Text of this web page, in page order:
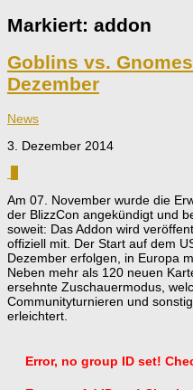
Markiert: addon
Goblins vs.
Dezember
News
3. Dezember 2014
Am 07. November wurde die
der BlizzCon angekündigt und
soweit: Das Addon wird
offiziell mit. Der Start auf dem
Dezember erfolgen, in Europa
Neben mehr als 120 neuen
ersehnte Zuschauermodus,
Communityturnieren und
erleichtert.
Error, no group ID set!